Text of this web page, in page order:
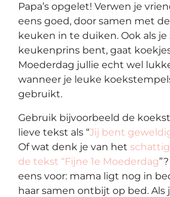
Papa’s opgelet! Verwen je
eens goed, door samen met
keuken in te duiken. Ook als je
keukenprins bent, gaat
Moederdag jullie echt wel
wanneer je leuke
gebruikt.
Gebruik bijvoorbeeld de
lieve tekst als “Jij bent
Of wat denk je van het
de tekst “Fijne 1e Moederdag
eens voor: mama ligt nog in
haar samen ontbijt op bed. Als